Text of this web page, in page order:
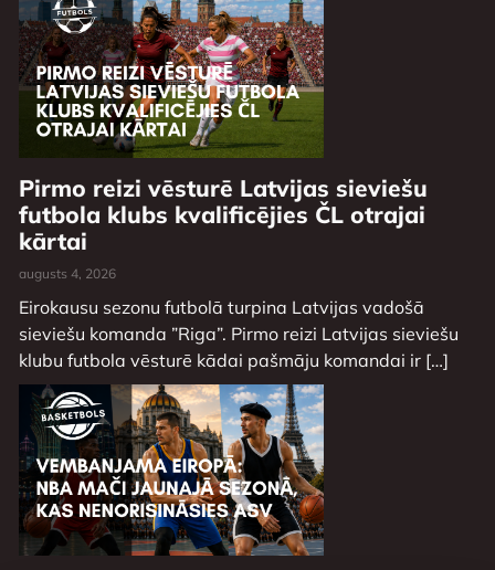
Pirmo reizi vēsturē Latvijas sieviešu
futbola klubs kvalificējies ČL otrajai
kārtai
augusts 4, 2026
Eirokausu sezonu futbolā turpina Latvijas vadošā
sieviešu komanda ”Riga”. Pirmo reizi Latvijas sieviešu
klubu futbola vēsturē kādai pašmāju komandai ir […]